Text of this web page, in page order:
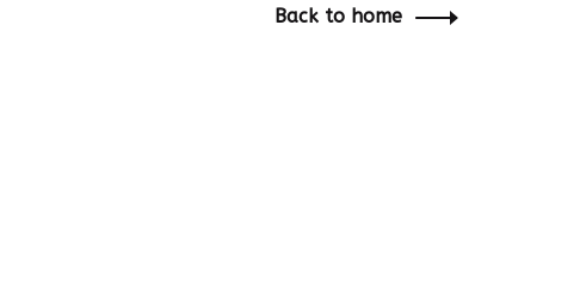
Back to home